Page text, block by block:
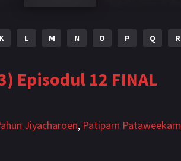
K L M N O P Q R
Episodul 12 FINAL
Jiyacharoen, Patiparn Pataweekarn